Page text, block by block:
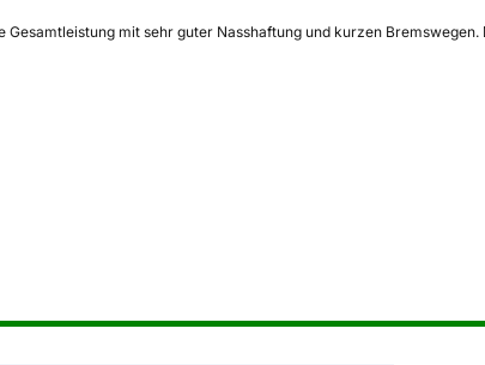
mit sehr guter Nasshaftung und kurzen